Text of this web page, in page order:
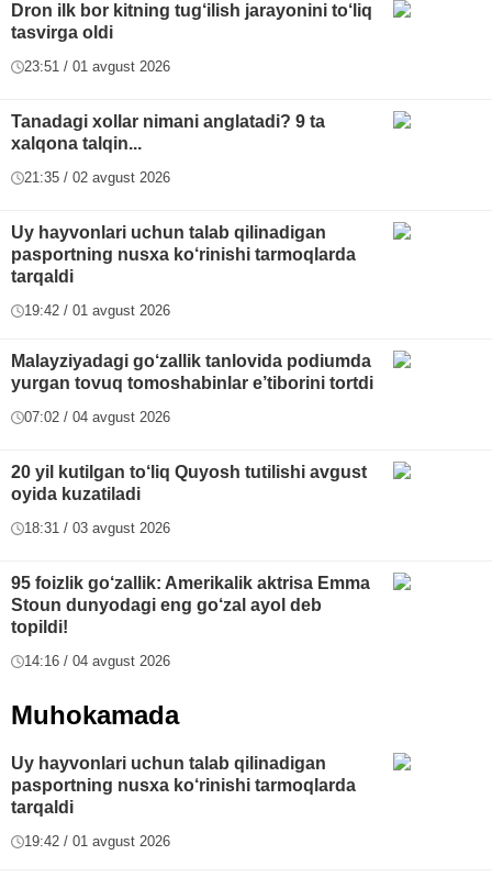
Dron ilk bor kitning tug‘ilish jarayonini to‘liq
tasvirga oldi
23:51 / 01 avgust 2026
Tanadagi xollar nimani anglatadi? 9 ta
xalqona talqin...
21:35 / 02 avgust 2026
Uy hayvonlari uchun talab qilinadigan
pasportning nusxa ko‘rinishi tarmoqlarda
tarqaldi
19:42 / 01 avgust 2026
Malayziyadagi go‘zallik tanlovida podiumda
yurgan tovuq tomoshabinlar e’tiborini tortdi
07:02 / 04 avgust 2026
20 yil kutilgan to‘liq Quyosh tutilishi avgust
oyida kuzatiladi
18:31 / 03 avgust 2026
95 foizlik go‘zallik: Amerikalik aktrisa Emma
Stoun dunyodagi eng go‘zal ayol deb
topildi!
14:16 / 04 avgust 2026
Muhokamada
Uy hayvonlari uchun talab qilinadigan
pasportning nusxa ko‘rinishi tarmoqlarda
tarqaldi
19:42 / 01 avgust 2026